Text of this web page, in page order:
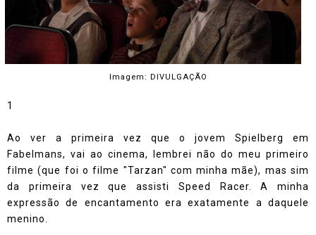
Imagem: DIVULGAÇÃO
1
Ao ver a primeira vez que o jovem Spielberg em
Fabelmans, vai ao cinema, lembrei não do meu primeiro
filme (que foi o filme "Tarzan" com minha mãe), mas sim
da primeira vez que assisti Speed Racer. A minha
expressão de encantamento era exatamente a daquele
menino.